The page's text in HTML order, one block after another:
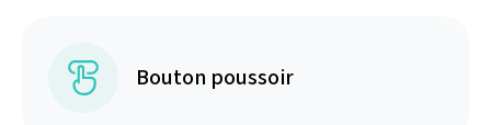
Bouton poussoir